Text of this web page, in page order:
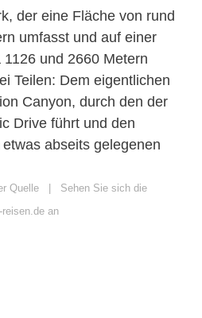
der eine Fläche von rund
umfasst und auf einer
und 2660 Metern
Teilen: Dem eigentlichen
Canyon, durch den der
Drive führt und den
abseits gelegenen
Quelle
Sehen Sie sich die
an